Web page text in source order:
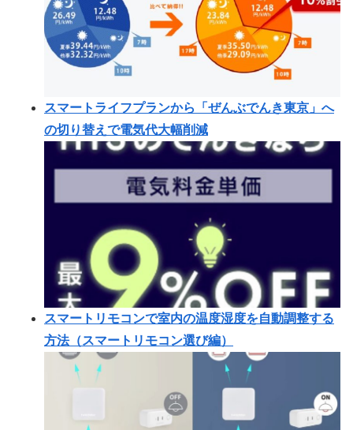
スマートライフプランから「ぜんぶでんき東京」へ
の切り替えで電気代大幅削減
スマートリモコンで室内の温度湿度を自動調整する
方法（スマートリモコン選び編）